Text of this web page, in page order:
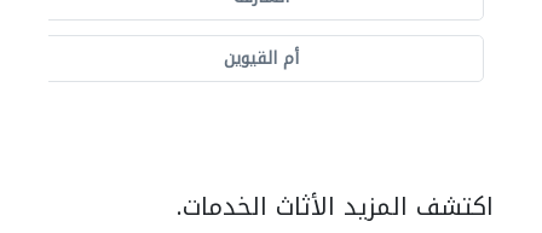
أم القيوين
اكتشف المزيد الأثاث الخدمات.